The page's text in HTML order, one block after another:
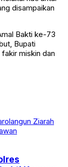
disampaikan
Bakti ke-73
Bupati
miskin dan